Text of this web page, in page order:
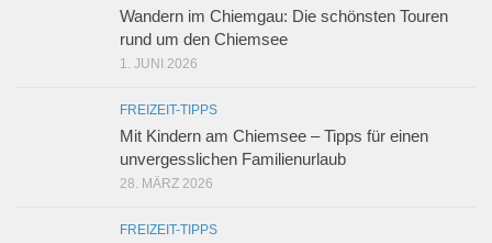
Wandern im Chiemgau: Die schönsten Touren
rund um den Chiemsee
1. JUNI 2026
FREIZEIT-TIPPS
Mit Kindern am Chiemsee – Tipps für einen
unvergesslichen Familienurlaub
28. MÄRZ 2026
FREIZEIT-TIPPS